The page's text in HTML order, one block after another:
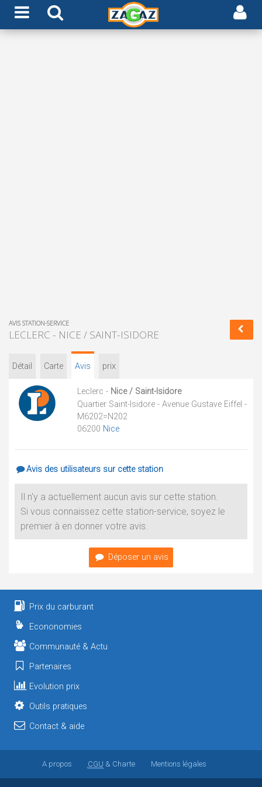
AVIS STATION-SERVICE
LECLERC - NICE / SAINT-ISIDORE
Détail Carte Avis prix
Leclerc - Nice / Saint-Isidore
Quartier Saint-Isidore - Avenue Gustave Eiffel -
M6202=N202
06200 Nice
Avis des utilisateurs sur cette station
Il n'y a actuellement aucun avis sur cette station.
Si vous connaissez cette station-service, soyez le
premier à en donner votre avis.
Déposer un avis
Prix du carburant
Econonomies
Communauté & Actu
Partenaires
Evolution prix
Outils pratiques
Contact & aide
A propos CGU & Charte Mentions légales